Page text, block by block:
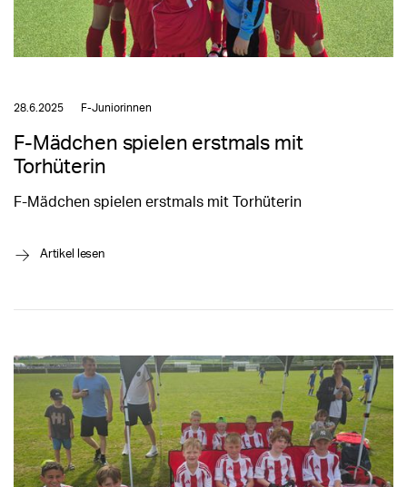
28.6.2025 F-Juniorinnen
F-Mädchen spielen erstmals mit
Torhüterin
F-Mädchen spielen erstmals mit Torhüterin
→ Artikel lesen